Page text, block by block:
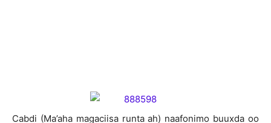
Cabdi (Ma’aha magaciisa runta ah) naafonimo buuxda oo